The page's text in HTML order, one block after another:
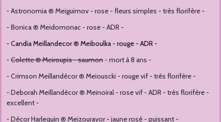
- Astronomia ® Meiguimov - rose - fleurs simples - très florifère -
- Bonica ® Meidomonac - rose - ADR -
- Candia Meillandecor ® Meiboulka - rouge - ADR -
- Colette ® Meiroupis - saumon - mort à 8 ans -
- Crimson Meillandécor ® Meiouscki - rouge vif - très florifère -
- Deborah Meillandécor ® Meinoiral - rose vif - ADR - très florifère -
excellent -
- Décor Harlequin ® Meizourayor - jaune rosé - puissant -